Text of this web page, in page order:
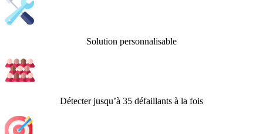
Solution personnalisable
Détecter jusqu’à 35 défaillants à la fois